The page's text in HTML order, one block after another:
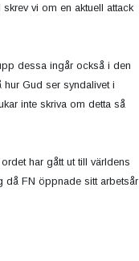
vi om en aktuell attack
dessa ingår också i den
hur Gud ser syndalivet i
inte skriva om detta så
har gått ut till världens
då FN öppnade sitt arbetsår